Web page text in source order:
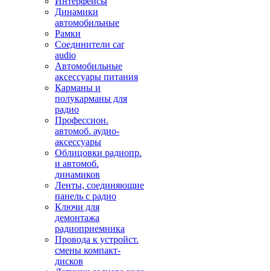
Динамики
автомобильные
Рамки
Соединители car
audio
Автомобильные
аксессуары питания
Карманы и
полукарманы для
радио
Профессион.
автомоб. аудио-
аксессуары
Облицовки радиопр.
и автомоб.
динамиков
Ленты, соединяющие
панель с радио
Ключи для
демонтажа
радиоприемника
Провода к устройст.
смены компакт-
дисков